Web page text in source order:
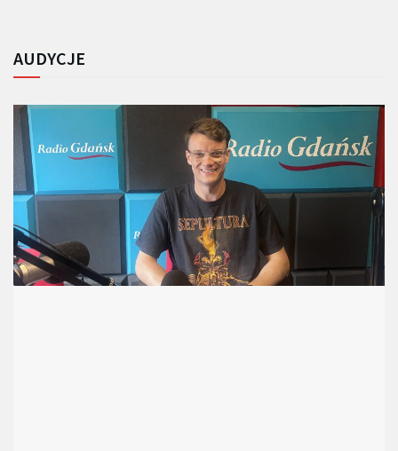
AUDYCJE